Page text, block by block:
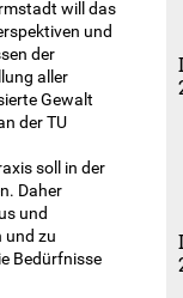
will das
und
der
aller
Gewalt
der TU
soll in der
Daher
und
und zu
Bedürfnisse